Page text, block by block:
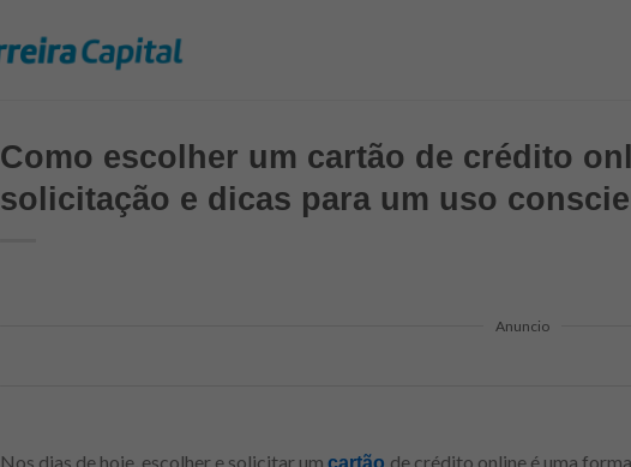
Como escolher um cartão de crédito
solicitação e dicas para um uso
Anuncio
Nos dias de hoje, escolher e solicitar um cartão de crédito online é uma